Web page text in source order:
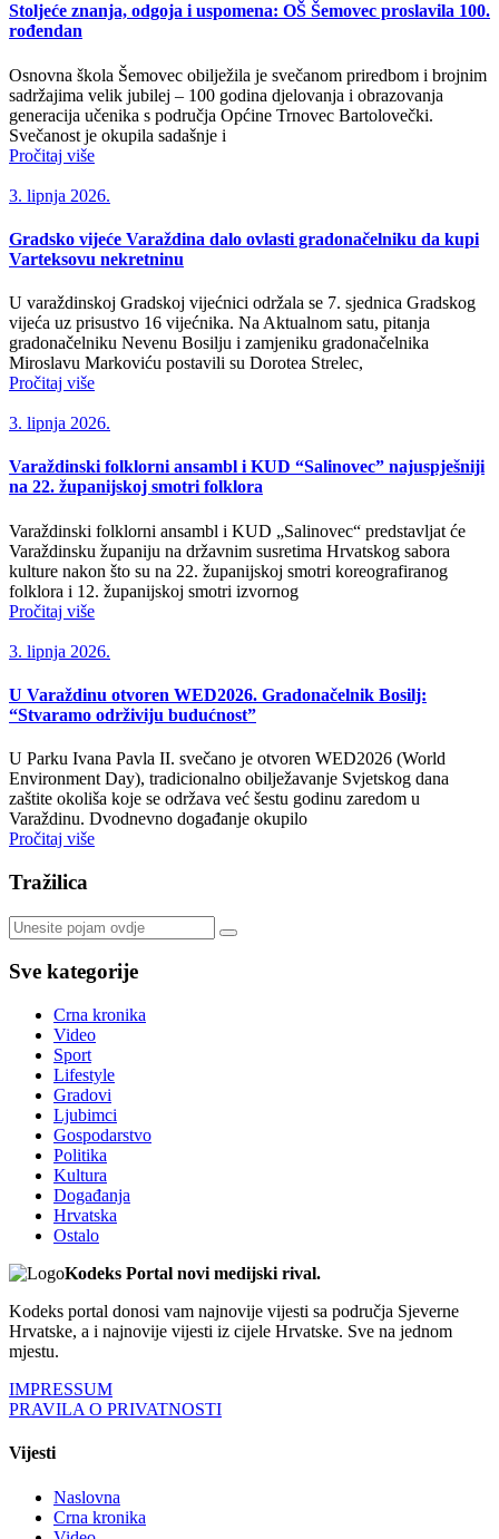
Stoljeće znanja, odgoja i uspomena: OŠ Šemovec proslavila 100.
rođendan
Osnovna škola Šemovec obilježila je svečanom priredbom i brojnim
sadržajima velik jubilej – 100 godina djelovanja i obrazovanja
generacija učenika s područja Općine Trnovec Bartolovečki.
Svečanost je okupila sadašnje i
Pročitaj više
3. lipnja 2026.
Gradsko vijeće Varaždina dalo ovlasti gradonačelniku da kupi
Varteksovu nekretninu
U varaždinskoj Gradskoj vijećnici održala se 7. sjednica Gradskog
vijeća uz prisustvo 16 vijećnika. Na Aktualnom satu, pitanja
gradonačelniku Nevenu Bosilju i zamjeniku gradonačelnika
Miroslavu Markoviću postavili su Dorotea Strelec,
Pročitaj više
3. lipnja 2026.
Varaždinski folklorni ansambl i KUD “Salinovec” najuspješniji
na 22. županijskoj smotri folklora
Varaždinski folklorni ansambl i KUD „Salinovec“ predstavljat će
Varaždinsku županiju na državnim susretima Hrvatskog sabora
kulture nakon što su na 22. županijskoj smotri koreografiranog
folklora i 12. županijskoj smotri izvornog
Pročitaj više
3. lipnja 2026.
U Varaždinu otvoren WED2026. Gradonačelnik Bosilj:
“Stvaramo održiviju budućnost”
U Parku Ivana Pavla II. svečano je otvoren WED2026 (World
Environment Day), tradicionalno obilježavanje Svjetskog dana
zaštite okoliša koje se održava već šestu godinu zaredom u
Varaždinu. Dvodnevno događanje okupilo
Pročitaj više
Tražilica
Sve kategorije
Crna kronika
Video
Sport
Lifestyle
Gradovi
Ljubimci
Gospodarstvo
Politika
Kultura
Događanja
Hrvatska
Ostalo
Kodeks Portal novi medijski rival.
Kodeks portal donosi vam najnovije vijesti sa područja Sjeverne
Hrvatske, a i najnovije vijesti iz cijele Hrvatske. Sve na jednom
mjestu.
IMPRESSUM
PRAVILA O PRIVATNOSTI
Vijesti
Naslovna
Crna kronika